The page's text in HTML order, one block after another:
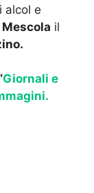
alcol e
Mescola il
Giornali e